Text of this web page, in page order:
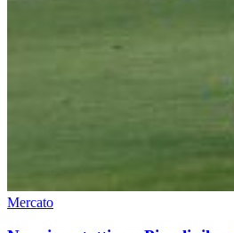
Mercato